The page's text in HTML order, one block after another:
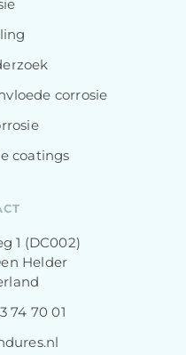
corrosie
coatings
1 (DC002)
Helder
74 70 01​